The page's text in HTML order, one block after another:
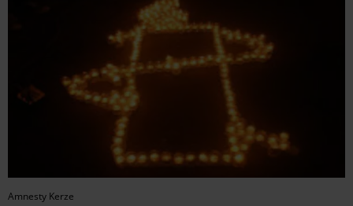
Amnesty Kerze